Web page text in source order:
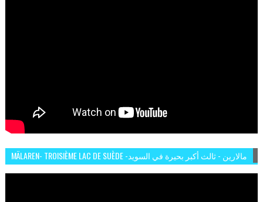
MÄLAREN- TROISIÈME LAC DE SUÈDE -مالارين - ثالث أكبر بحيرة في السويد